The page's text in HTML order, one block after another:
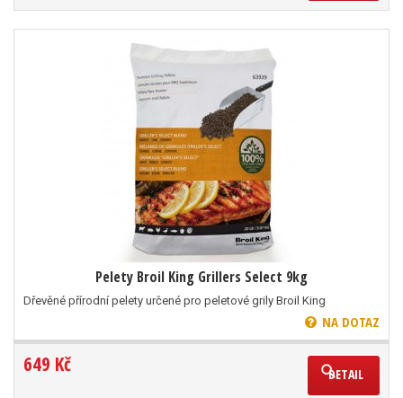
Pelety Broil King Grillers Select 9kg
Dřevěné přírodní pelety určené pro peletové grily Broil King
NA DOTAZ
649 Kč DETAIL